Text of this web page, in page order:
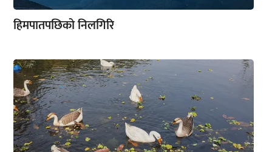
हिमपातपछिको निलगिरि